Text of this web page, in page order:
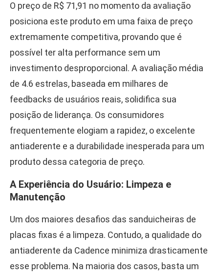
O preço de R$ 71,91 no momento da avaliação
posiciona este produto em uma faixa de preço
extremamente competitiva, provando que é
possível ter alta performance sem um
investimento desproporcional. A avaliação média
de 4.6 estrelas, baseada em milhares de
feedbacks de usuários reais, solidifica sua
posição de liderança. Os consumidores
frequentemente elogiam a rapidez, o excelente
antiaderente e a durabilidade inesperada para um
produto dessa categoria de preço.
A Experiência do Usuário: Limpeza e
Manutenção
Um dos maiores desafios das sanduicheiras de
placas fixas é a limpeza. Contudo, a qualidade do
antiaderente da Cadence minimiza drasticamente
esse problema. Na maioria dos casos, basta um